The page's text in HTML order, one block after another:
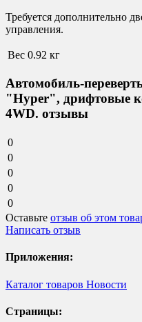
Требуется дополнительно
управления.
Вес 0.92 кг
Автомобиль-
"Hyper", дрифтовые
4WD. отзывы
0
0
0
0
0
Оставьте отзыв об этом
Написать отзыв
Приложения:
Каталог товаров Новости
Страницы: